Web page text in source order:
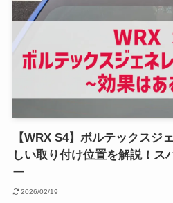
【WRX S4】ボルテックスジ
しい取り付け位置を解説！ス
ー
2026/02/19